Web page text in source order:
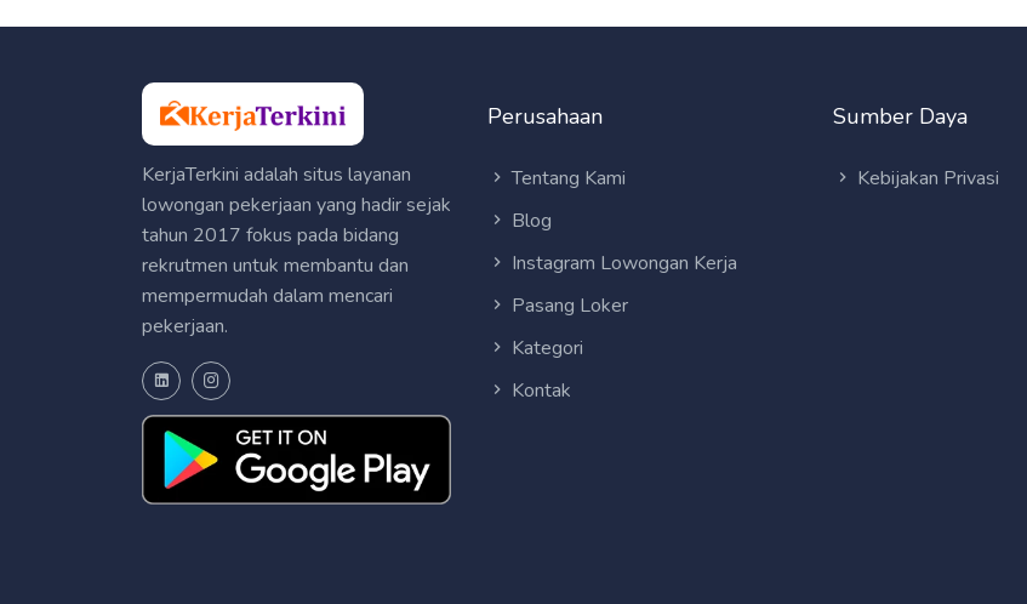
KerjaTerkini adalah situs layanan
lowongan pekerjaan yang hadir sejak
tahun 2017 fokus pada bidang
rekrutmen untuk membantu dan
mempermudah dalam mencari
pekerjaan.
Perusahaan
Tentang Kami
Blog
Instagram Lowongan Kerja
Pasang Loker
Kategori
Kontak
Sumber Daya
Kebijakan Privasi